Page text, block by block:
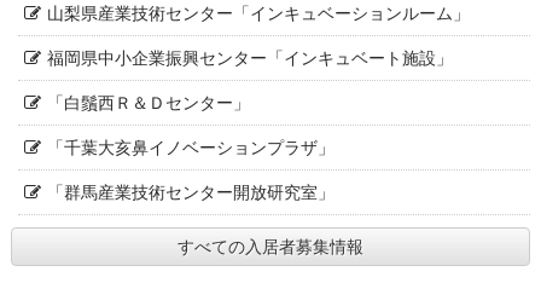
山梨県産業技術センター「インキュベーションルーム」
福岡県中小企業振興センター「インキュベート施設」
「白鬚西Ｒ＆Ｄセンター」
「千葉大亥鼻イノベーションプラザ」
「群馬産業技術センター開放研究室」
すべての入居者募集情報